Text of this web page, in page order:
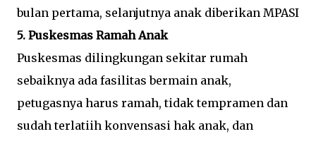
bulan pertama, selanjutnya anak diberikan MPASI
5. Puskesmas Ramah Anak
Puskesmas dilingkungan sekitar rumah
sebaiknya ada fasilitas bermain anak,
petugasnya harus ramah, tidak tempramen dan
sudah terlatiih konvensasi hak anak, dan